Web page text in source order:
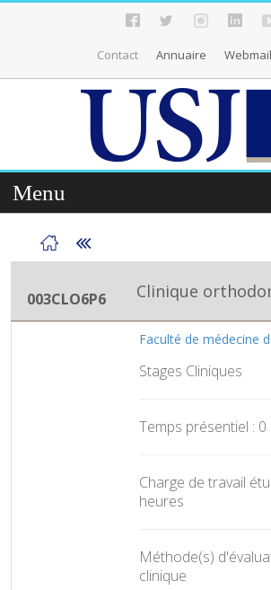
Contact Annuaire Webmail
Menu
003CLO6P6 Clinique
Faculté de médecine
Stages Cliniques
Temps présentiel :
Charge de travail
heures
Méthode(s)
clinique